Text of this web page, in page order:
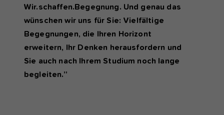
Wir.schaffen.Begegnung. Und genau das
wünschen wir uns für Sie: Vielfältige
Begegnungen, die Ihren Horizont
erweitern, Ihr Denken herausfordern und
Sie auch nach Ihrem Studium noch lange
begleiten.”